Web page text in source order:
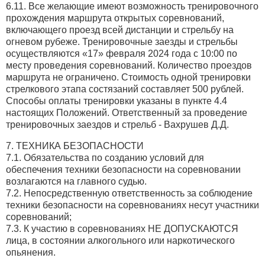
6.11. Все желающие имеют возможность тренировочного
прохождения маршрута открытых соревнований,
включающего проезд всей дистанции и стрельбу на
огневом рубеже. Тренировочные заезды и стрельбы
осуществляются «17» февраля 2024 года с 10:00 по
месту проведения соревнований. Количество проездов
маршрута не ограничено. Стоимость одной тренировки
стрелкового этапа состязаний составляет 500 рублей.
Способы оплаты тренировки указаны в пункте 4.4
настоящих Положений. Ответственный за проведение
тренировочных заездов и стрельб - Вахрушев Д.Д.
7. ТЕХНИКА БЕЗОПАСНОСТИ
7.1. Обязательства по созданию условий для
обеспечения техники безопасности на соревновании
возлагаются на главного судью.
7.2. Непосредственную ответственность за соблюдение
техники безопасности на соревнованиях несут участники
соревнований;
7.3. К участию в соревнованиях НЕ ДОПУСКАЮТСЯ
лица, в состоянии алкогольного или наркотического
опьянения.